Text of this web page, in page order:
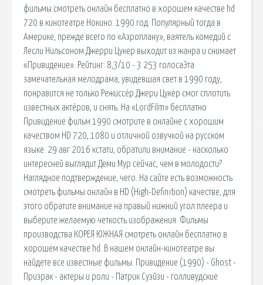
фильмы смотреть онлайн бесплатно в хорошем качестве hd
720 в кинотеатре Нокино. 1990 год. Популярный тогда в
Америке, прежде всего по «Аэроплану», ваятель комедий с
Лесли Нильсоном Джерри Цукер выходит из жанра и снимает
«Привидение». Рейтинг: 8,3/10 - 3 253 голосаЭта
замечательная мелодрама, увидевшая свет в 1990 году,
понравится не только Режиссёр Джери Цукер смог сплотить
известных актёров, и снять. На «LordFilm» бесплатно
Привидение фильм 1990 смотрите в онлайне с хорошим
качеством HD 720, 1080 и отличной озвучкой на русском
языке. 29 авг 2016 кстати, обратили внимание - насколько
интересней выглядит Деми Мур сейчас, чем в молодости?
Наглядное подтверждение, чего. На сайте есть возможность
смотреть фильмы онлайн в HD (High-Definition) качестве, для
этого обратите внимание на правый нижний угол плеера и
выберите желаемую четкость изображения. Фильмы
производства КОРЕЯ ЮЖНАЯ смотреть онлайн бесплатно в
хорошем качестве hd. В нашем онлайн-кинотеатре вы
найдете все известные фильмы. Привидение (1990) - Ghost -
Призрак - актеры и роли - Патрик Суэйзи - голливудские